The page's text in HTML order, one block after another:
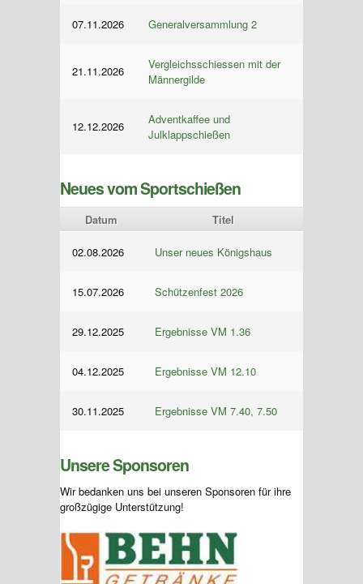
07.11.2026 Generalversammlung 2
21.11.2026
Vergleichsschiessen mit der
Männergilde
12.12.2026
Adventkaffee und
Julklappschießen
Neues vom Sportschießen
Datum Titel
02.08.2026 Unser neues Königshaus
15.07.2026 Schützenfest 2026
29.12.2025 Ergebnisse VM 1.36
04.12.2025 Ergebnisse VM 12.10
30.11.2025 Ergebnisse VM 7.40, 7.50
Unsere Sponsoren
Wir bedanken uns bei unseren Sponsoren für ihre
großzügige Unterstützung!